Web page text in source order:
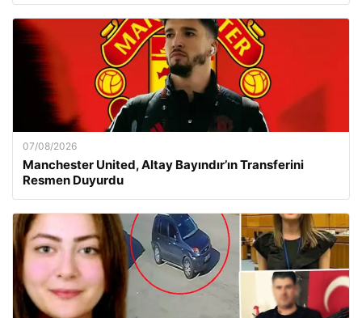
07/08/2026
Manchester United, Altay Bayındır’ın Transferini
Resmen Duyurdu